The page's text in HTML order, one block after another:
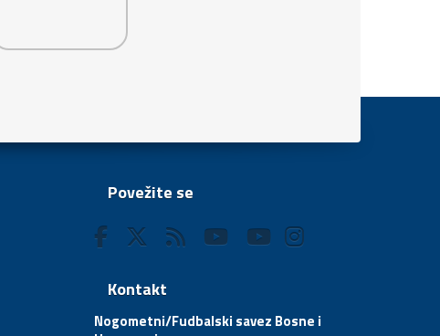
Povežite se
Kontakt
Nogometni/Fudbalski savez Bosne i